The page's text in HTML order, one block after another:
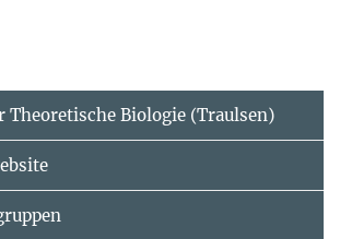
Theoretische Biologie (Traulsen)